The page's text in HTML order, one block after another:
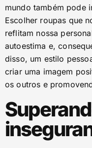
mundo também pode
Escolher roupas que
reflitam nossa
autoestima e,
disso, um estilo
criar uma imagem
os outros e